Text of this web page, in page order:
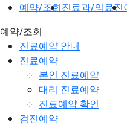
예약/조회진료과/의료진
예약/조회
진료예약 안내
진료예약
본인 진료예약
대리 진료예약
진료예약 확인
검진예약